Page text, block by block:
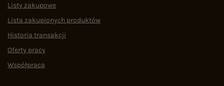
Listy zakupowe
Lista zakupionych produktów
Historia transakcji
Oferty pracy
Współpraca